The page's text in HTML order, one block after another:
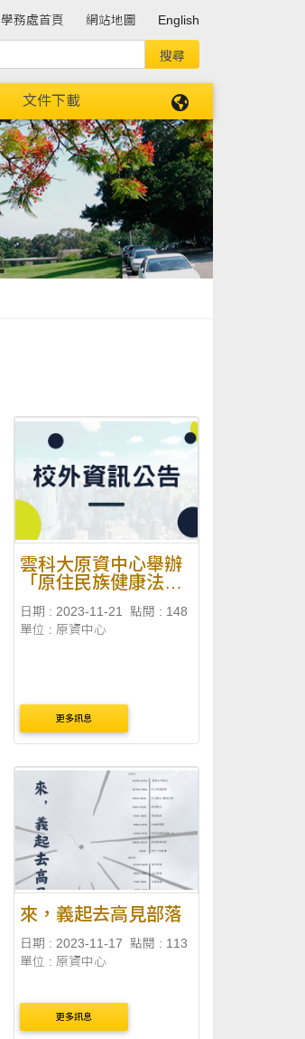
學務處首頁 網站地圖 English
文件下載
雲科大原資中心舉辦
「原住民族健康法之
討會
日期 : 2023-11-21
點閱 : 148
單位 : 原資中心
更多訊息
來，義起去高見部落
日期 : 2023-11-17
點閱 : 113
單位 : 原資中心
更多訊息